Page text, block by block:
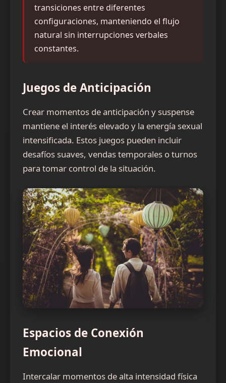
transiciones entre diferentes
configuraciones, manteniendo el flujo
natural sin interrupciones verbales
constantes.
Juegos de Anticipación
Crear momentos de anticipación y suspense
mantiene el interés elevado y la energía sexual
intensificada. Estos juegos pueden incluir
desafíos suaves, vendas temporales o turnos
para tomar control de la situación.
Espacios de Conexión
Emocional
Intercalar momentos de alta intensidad física